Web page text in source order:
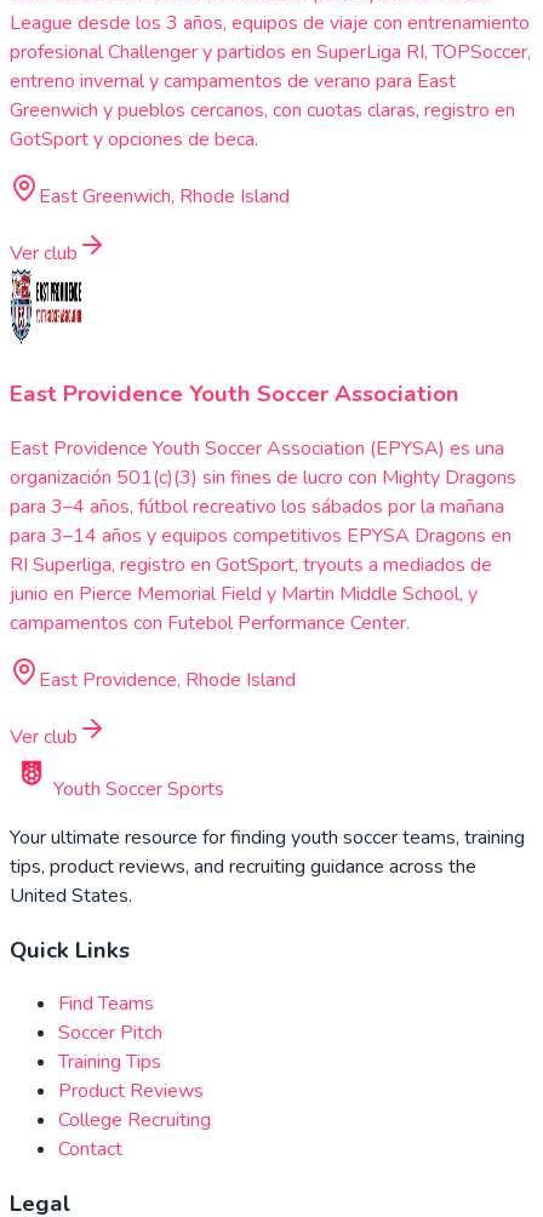
League desde los 3 años, equipos de viaje con entrenamiento
profesional Challenger y partidos en SuperLiga RI, TOPSoccer,
entreno invernal y campamentos de verano para East
Greenwich y pueblos cercanos, con cuotas claras, registro en
GotSport y opciones de beca.
East Greenwich, Rhode Island
Ver club
East Providence Youth Soccer Association
East Providence Youth Soccer Association (EPYSA) es una
organización 501(c)(3) sin fines de lucro con Mighty Dragons
para 3–4 años, fútbol recreativo los sábados por la mañana
para 3–14 años y equipos competitivos EPYSA Dragons en
RI Superliga, registro en GotSport, tryouts a mediados de
junio en Pierce Memorial Field y Martin Middle School, y
campamentos con Futebol Performance Center.
East Providence, Rhode Island
Ver club
Youth Soccer Sports
Your ultimate resource for finding youth soccer teams, training
tips, product reviews, and recruiting guidance across the
United States.
Quick Links
Find Teams
Soccer Pitch
Training Tips
Product Reviews
College Recruiting
Contact
Legal